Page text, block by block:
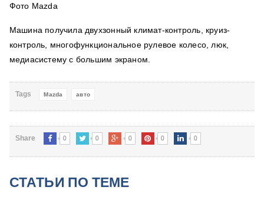
Фото Mazda
Машина получила двухзонный климат-контроль, круиз-
контроль, многофункциональное рулевое колесо, люк,
медиасистему с большим экраном.
Tags Mazda авто
Share 0 0 0 0 0
СТАТЬИ ПО ТЕМЕ